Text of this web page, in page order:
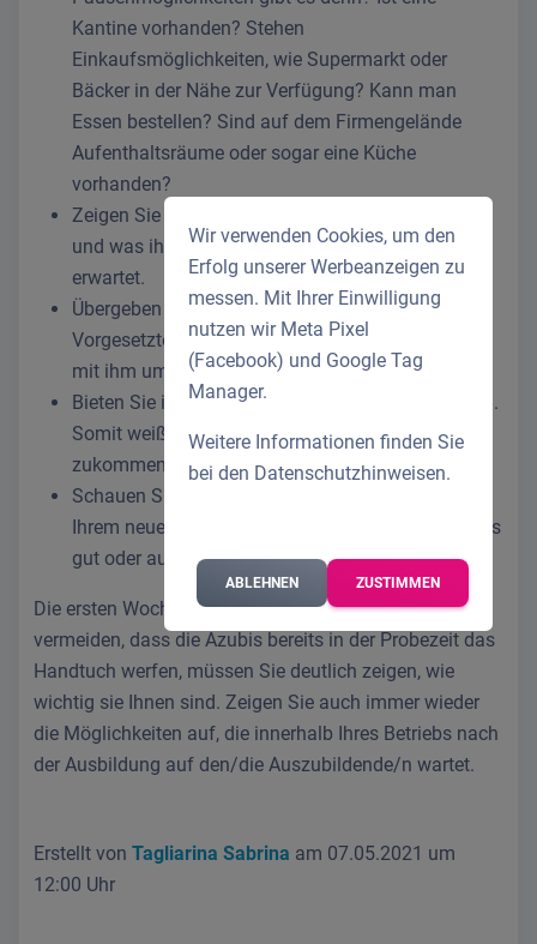
Kantine vorhanden? Stehen
Einkaufsmöglichkeiten, wie Supermarkt oder
Bäcker in der Nähe zur Verfügung? Kann man
Essen bestellen? Sind auf dem Firmengelände
Aufenthaltsräume oder sogar eine Küche
vorhanden?
Zeigen Sie dem neuen Azubi seinen Arbeitsplatz
und was ihn in den ersten Tagen an Aufgaben
erwartet.
Übergeben Sie den Azubi an den jeweiligen
Vorgesetzten oder Paten, der sich am ersten Tag
mit ihm um die Ersteinweisung kümmert.
Bieten Sie ihm auf jeden Fall Ihre Verfügbarkeit an.
Somit weiß er, dass er bei Fragen auf Sie
zukommen kann.
Schauen Sie ruhig in der ersten Woche öfter nach
Ihrem neuen Azubi und fragen Sie, was bisher alles
gut oder auch nicht gut gelaufen ist.
Die ersten Wochen sind sehr wichtig. Möchten Sie
vermeiden, dass die Azubis bereits in der Probezeit das
Handtuch werfen, müssen Sie deutlich zeigen, wie
wichtig sie Ihnen sind. Zeigen Sie auch immer wieder
die Möglichkeiten auf, die innerhalb Ihres Betriebs nach
der Ausbildung auf den/die Auszubildende/n wartet.
Erstellt von Tagliarina Sabrina am 07.05.2021 um
12:00 Uhr
Wir verwenden Cookies, um den
Erfolg unserer Werbeanzeigen zu
messen. Mit Ihrer Einwilligung
nutzen wir Meta Pixel
(Facebook) und Google Tag
Manager.
Weitere Informationen finden Sie
bei den Datenschutzhinweisen.
ABLEHNEN ZUSTIMMEN